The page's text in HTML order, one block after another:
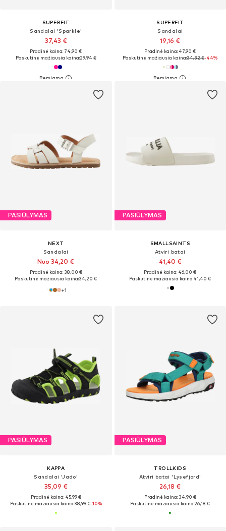
SUPERFIT
Sandalai 'Sparkle'
37,43 €
Pradinė kaina: 74,90 €
Paskutinė mažiausia kaina:29,94 €
SUPERFIT
Sandalai
19,16 €
Pradinė kaina: 47,90 €
Paskutinė mažiausia kaina:34,32 €-44%
PASIŪLYMAS
NEXT
Sandalai
Nuo 34,20 €
Pradinė kaina: 38,00 €
Paskutinė mažiausia kaina:34,20 €
+1
PASIŪLYMAS
SMALLSAINTS
Atviri batai
41,40 €
Pradinė kaina: 46,00 €
Paskutinė mažiausia kaina:41,40 €
PASIŪLYMAS
KAPPA
Sandalai 'Jado'
35,09 €
Pradinė kaina: 45,99 €
Paskutinė mažiausia kaina:38,99 €-10%
PASIŪLYMAS
TROLLKIDS
Atviri batai 'Lysefjord'
26,18 €
Pradinė kaina: 34,90 €
Paskutinė mažiausia kaina:26,18 €